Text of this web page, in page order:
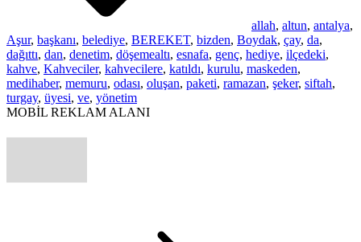
allah, altun, antalya,
Aşur, başkanı, belediye, BEREKET, bizden, Boydak, çay, da,
dağıttı, dan, denetim, döşemealtı, esnafa, genç, hediye, ilçedeki,
kahve, Kahveciler, kahvecilere, katıldı, kurulu, maskeden,
medihaber, memuru, odası, oluşan, paketi, ramazan, şeker, siftah,
turgay, üyesi, ve, yönetim
MOBİL REKLAM ALANI